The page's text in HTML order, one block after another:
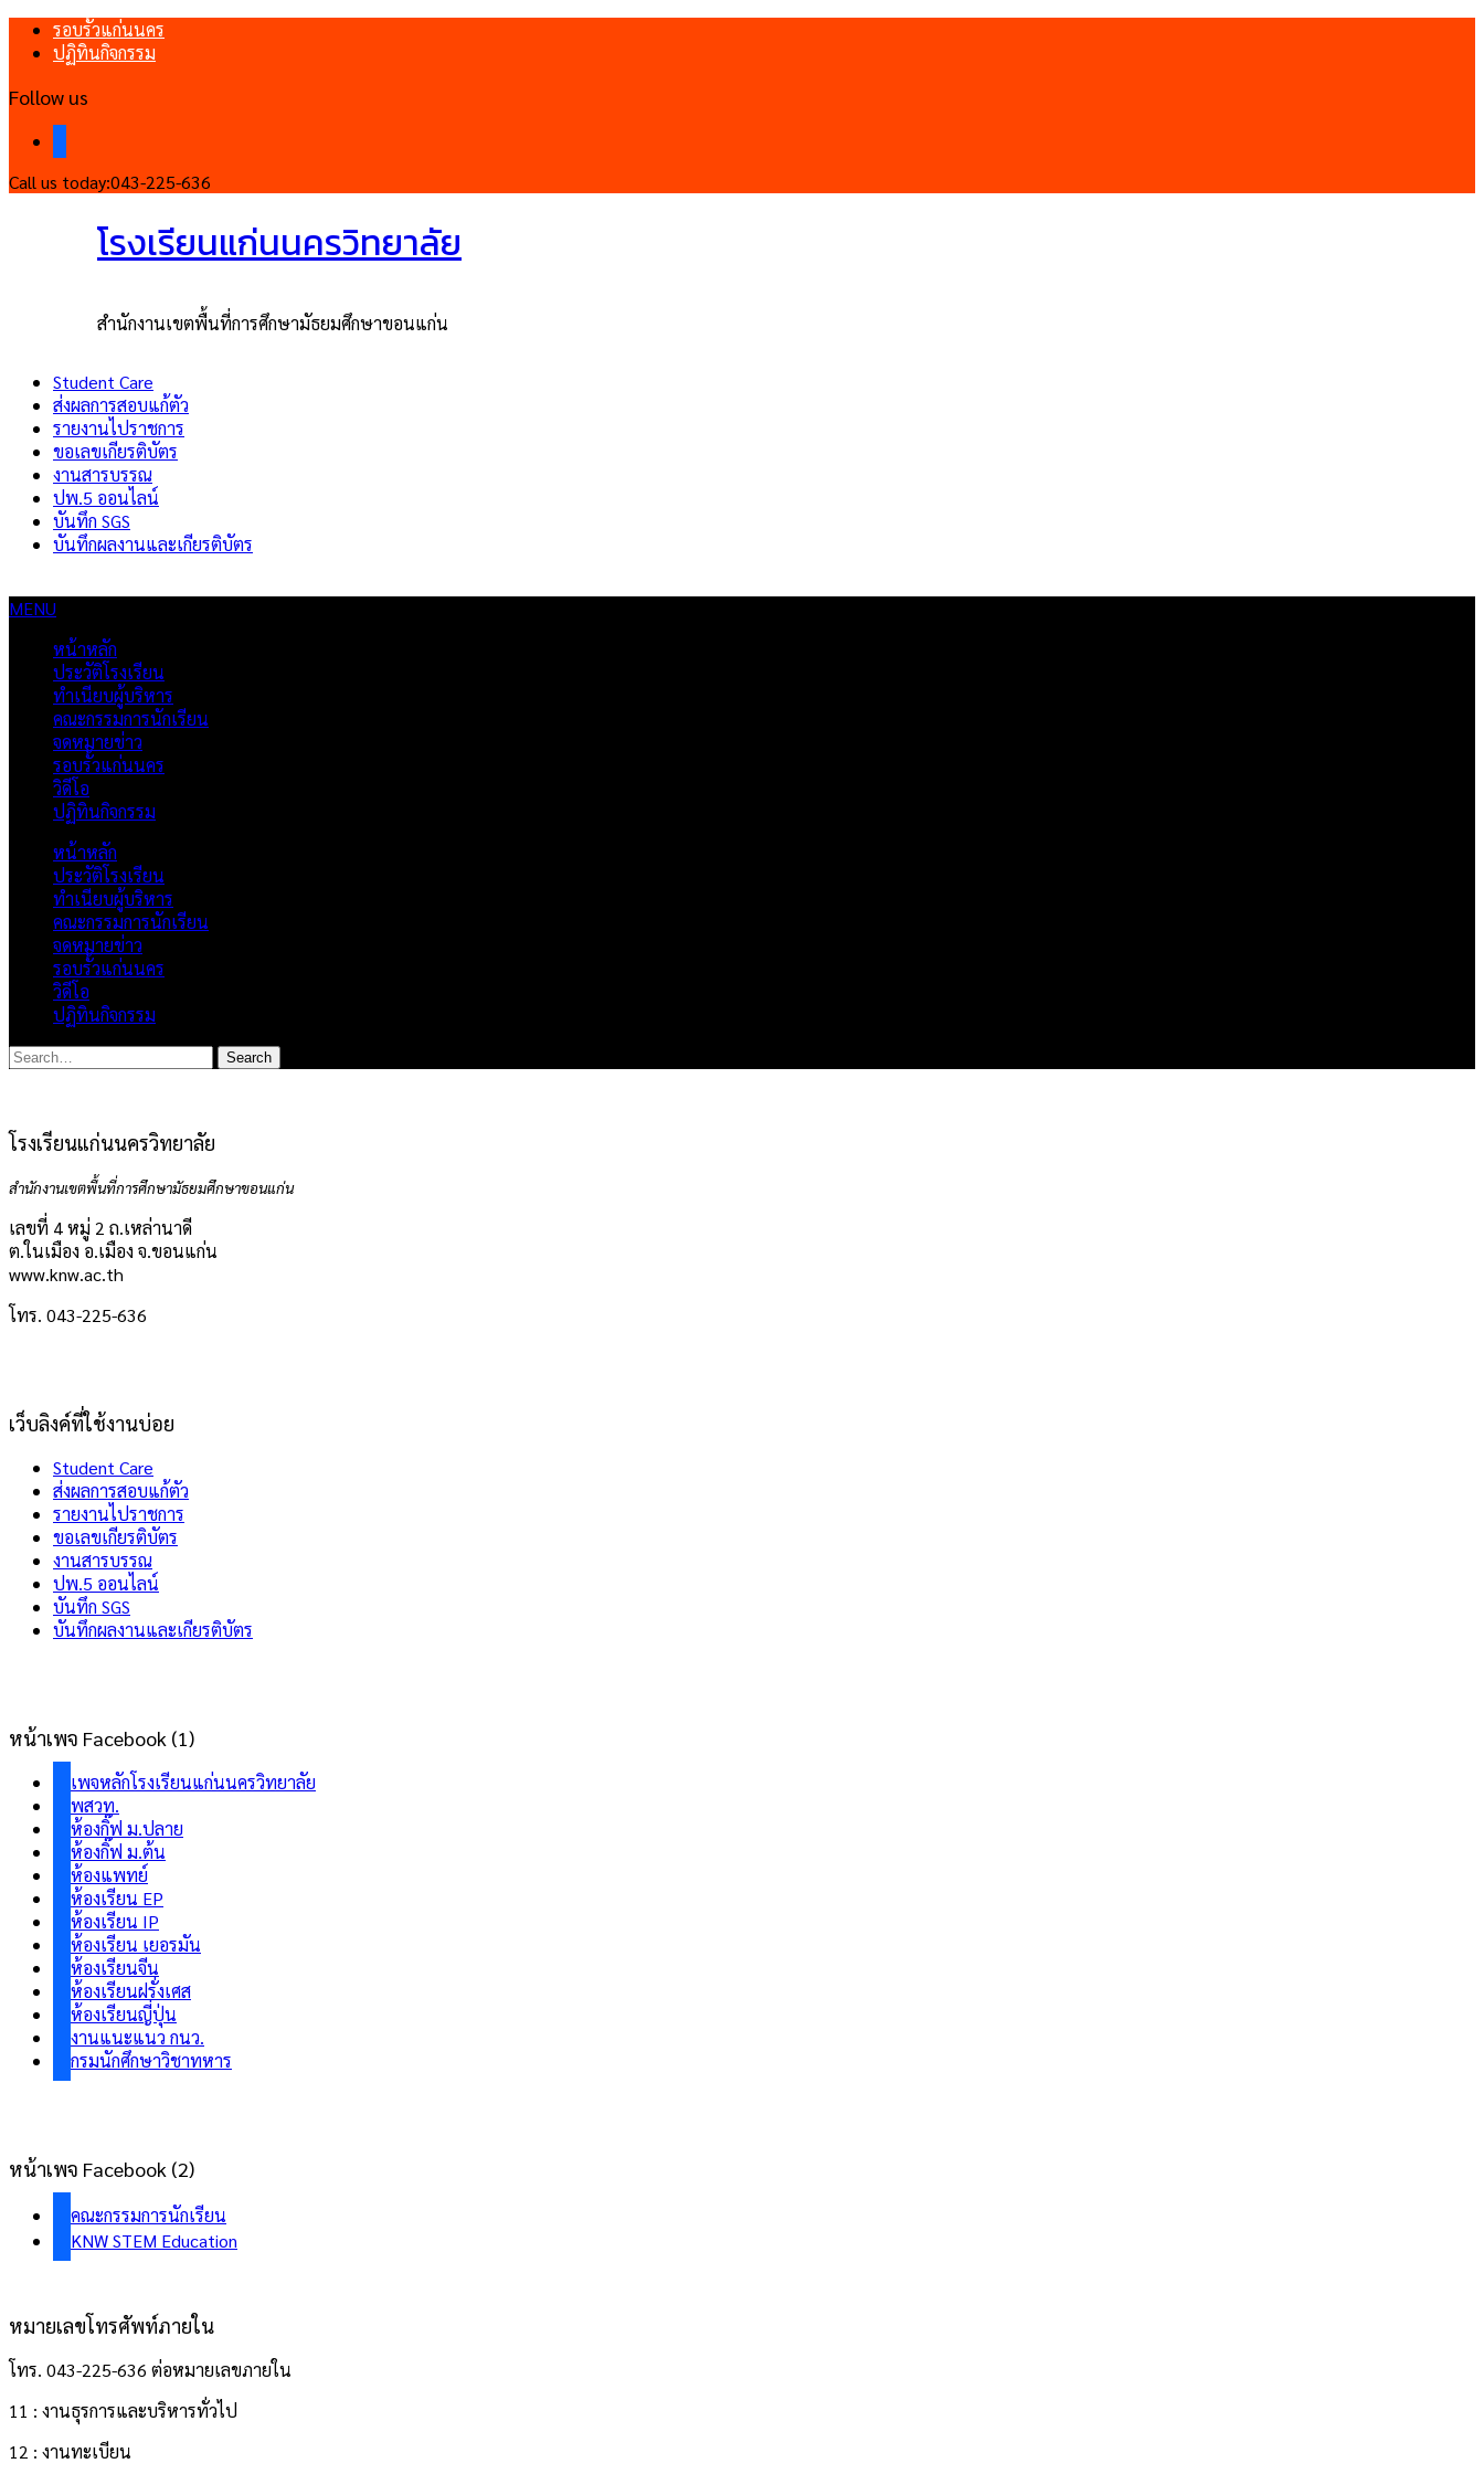
รอบรั้วแก่นนคร
ปฏิทินกิจกรรม
Follow us
Call us today:043-225-636
โรงเรียนแก่นนครวิทยาลัย
สำนักงานเขตพื้นที่การศึกษามัธยมศึกษาขอนแก่น
Student Care
ส่งผลการสอบแก้ตัว
รายงานไปราชการ
ขอเลขเกียรติบัตร
งานสารบรรณ
ปพ.5 ออนไลน์
บันทึก SGS
บันทึกผลงานและเกียรติบัตร
MENU
หน้าหลัก
ประวัติโรงเรียน
ทำเนียบผู้บริหาร
คณะกรรมการนักเรียน
จดหมายข่าว
รอบรั้วแก่นนคร
วิดีโอ
ปฏิทินกิจกรรม
หน้าหลัก
ประวัติโรงเรียน
ทำเนียบผู้บริหาร
คณะกรรมการนักเรียน
จดหมายข่าว
รอบรั้วแก่นนคร
วิดีโอ
ปฏิทินกิจกรรม
โรงเรียนแก่นนครวิทยาลัย
สำนักงานเขตพื้นที่การศึกษามัธยมศึกษาขอนแก่น
เลขที่ 4 หมู่ 2 ถ.เหล่านาดี
ต.ในเมือง อ.เมือง จ.ขอนแก่น
www.knw.ac.th
โทร. 043-225-636
เว็บลิงค์ที่ใช้งานบ่อย
Student Care
ส่งผลการสอบแก้ตัว
รายงานไปราชการ
ขอเลขเกียรติบัตร
งานสารบรรณ
ปพ.5 ออนไลน์
บันทึก SGS
บันทึกผลงานและเกียรติบัตร
หน้าเพจ Facebook (1)
เพจหลักโรงเรียนแก่นนครวิทยาลัย
พสวท.
ห้องกิ๊ฟ ม.ปลาย
ห้องกิ๊ฟ ม.ต้น
ห้องแพทย์
ห้องเรียน EP
ห้องเรียน IP
ห้องเรียน เยอรมัน
ห้องเรียนจีน
ห้องเรียนฝรั่งเศส
ห้องเรียนญี่ปุ่น
งานแนะแนว กนว.
กรมนักศึกษาวิชาทหาร
หน้าเพจ Facebook (2)
คณะกรรมการนักเรียน
KNW STEM Education
หมายเลขโทรศัพท์ภายใน
โทร. 043-225-636 ต่อหมายเลขภายใน
11 : งานธุรการและบริหารทั่วไป
12 : งานทะเบียน